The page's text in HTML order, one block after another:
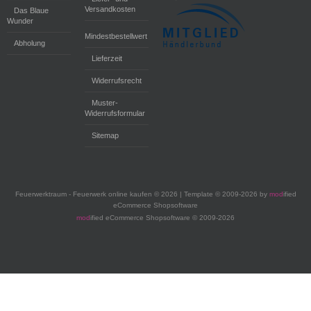
Das Blaue
Wunder
Abholung
Versandkosten
Mindestbestellwert
Lieferzeit
Widerrufsrecht
Muster-
Widerrufsformular
Sitemap
Feuerwerktraum - Feuerwerk online kaufen © 2026 | Template © 2009-2026 by modified
eCommerce Shopsoftware
modified eCommerce Shopsoftware © 2009-2026